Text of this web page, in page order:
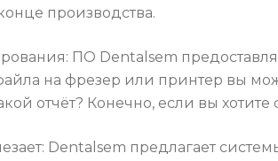
производства.
ПО Dentalsem
на фрезер или принтер вы
отчёт? Конечно, если вы хотите
Dentalsem предлагает